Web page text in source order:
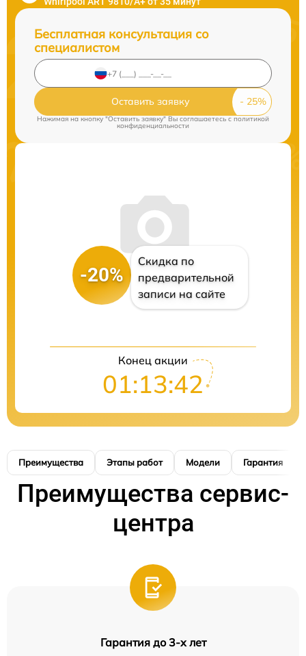
Бесплатная консультация со
специалистом
Оставить заявку
Нажимая на кнопку "Оставить заявку" Вы соглашаетесь c политикой
конфиденциальности
-20%
Скидка по
предварительной
записи на сайте
Конец акции
01:13:41
Преимущества Этапы работ Модели Гарантия
Преимущества сервис-
центра
Гарантия до 3-х лет